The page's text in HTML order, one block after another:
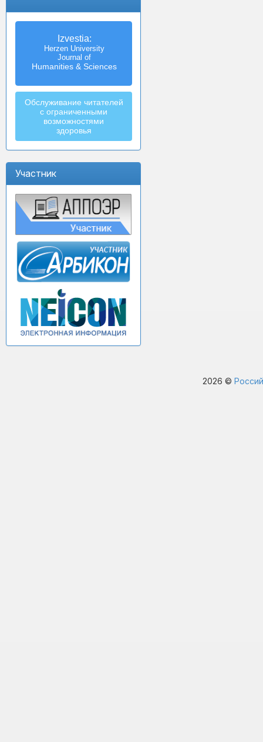
Izvestia:
Herzen University
Journal of
Humanities & Sciences
Обслуживание читателей
с ограниченными
возможностями
здоровья
Участник
2026 ©